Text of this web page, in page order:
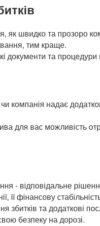
як швидко та прозоро
тим краще.
документи та
компанія надає
для вас можливість
- відповідальне
її фінансову
збитків та додаткові
безпеку на дорозі.